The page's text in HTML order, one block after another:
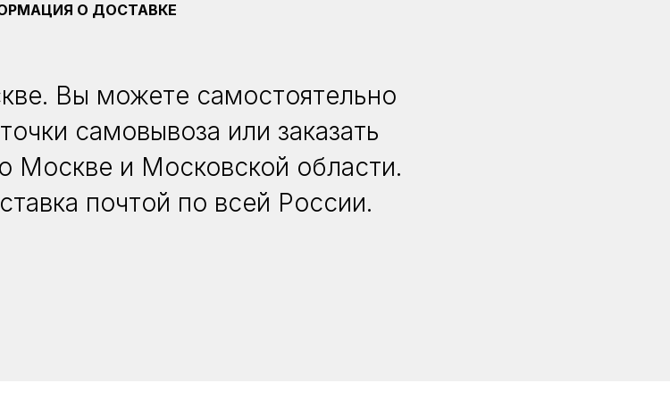
О ДОСТАВКЕ
Вы можете самостоятельно
самовывоза или заказать
Москве и Московской области.
почтой по всей России.